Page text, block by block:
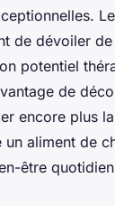
de dévoiler
potentiel
de
encore plus
un aliment de
être